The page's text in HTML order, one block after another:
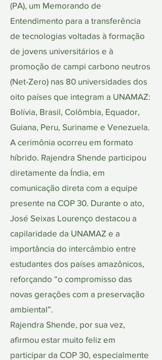
(PA), um Memorando de
Entendimento para a transferência
de tecnologias voltadas à formação
de jovens universitários e à
promoção de campi carbono neutros
(Net-Zero) nas 80 universidades dos
oito países que integram a UNAMAZ:
Bolívia, Brasil, Colômbia, Equador,
Guiana, Peru, Suriname e Venezuela.
A cerimônia ocorreu em formato
híbrido. Rajendra Shende participou
diretamente da Índia, em
comunicação direta com a equipe
presente na COP 30. Durante o ato,
José Seixas Lourenço destacou a
capilaridade da UNAMAZ e a
importância do intercâmbio entre
estudantes dos países amazônicos,
reforçando “o compromisso das
novas gerações com a preservação
ambiental”.
Rajendra Shende, por sua vez,
afirmou estar muito feliz em
participar da COP 30, especialmente